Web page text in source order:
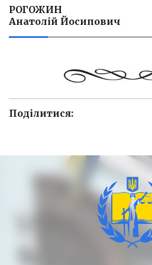
РОГОЖИН
Анатолій Йосипович
Поділитися: